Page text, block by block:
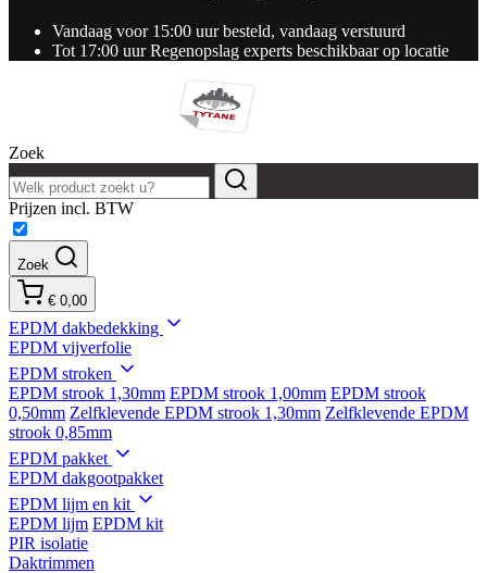
Vandaag voor 15:00 uur besteld, vandaag verstuurd
Tot 17:00 uur Regenopslag experts beschikbaar op locatie
Zoek
Prijzen incl. BTW
Zoek
€ 0,00
EPDM dakbedekking
EPDM vijverfolie
EPDM stroken
EPDM strook 1,30mm EPDM strook 1,00mm EPDM strook
0,50mm Zelfklevende EPDM strook 1,30mm Zelfklevende EPDM
strook 0,85mm
EPDM pakket
EPDM dakgootpakket
EPDM lijm en kit
EPDM lijm EPDM kit
PIR isolatie
Daktrimmen